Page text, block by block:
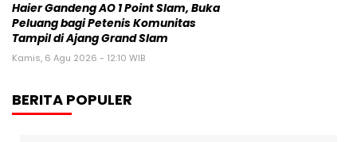
Haier Gandeng AO 1 Point Slam, Buka
Peluang bagi Petenis Komunitas
Tampil di Ajang Grand Slam
Kamis, 6 Agu 2026 - 12:10 WIB
BERITA POPULER